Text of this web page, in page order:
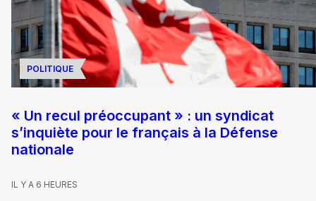
POLITIQUE
« Un recul préoccupant » : un syndicat
s’inquiète pour le français à la Défense
nationale
IL Y A 6 HEURES